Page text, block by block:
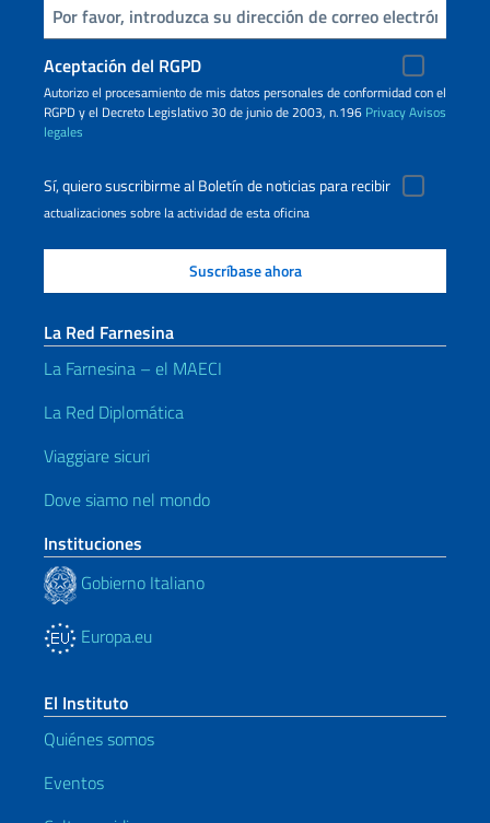
Inserta tu correo electronico
Aceptación del RGPD
Autorizo ​​el procesamiento de mis datos personales de conformidad con el
RGPD y el Decreto Legislativo 30 de junio de 2003, n.196 PrivacyAvisos
legales
Sí, quiero suscribirme al Boletín de noticias para recibir
actualizaciones sobre la actividad de esta oficina
La Red Farnesina
La Farnesina – el MAECI
La Red Diplomática
Viaggiare sicuri
Dove siamo nel mondo
Instituciones
Gobierno Italiano
Europa.eu
El Instituto
Quiénes somos
Eventos